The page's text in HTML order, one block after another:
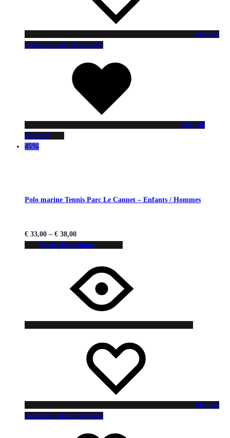
Liste de
souhaits Liste de souhaits
Liste de
souhaits
45%
Polo marine Tennis Parc Le Cannet – Enfants / Hommes
€ 33,00 – € 38,00
Choix des options
Liste de
souhaits Liste de souhaits